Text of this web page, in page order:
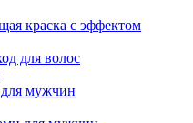
краска с эффектом
для волос
для мужчин